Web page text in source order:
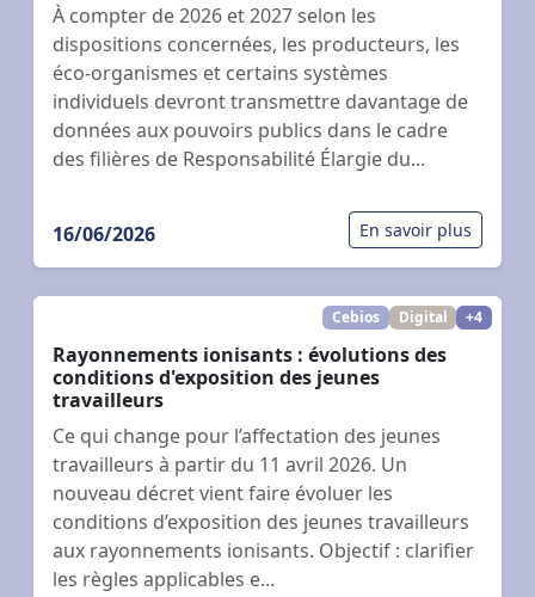
À compter de 2026 et 2027 selon les
dispositions concernées, les producteurs, les
éco-organismes et certains systèmes
individuels devront transmettre davantage de
données aux pouvoirs publics dans le cadre
des filières de Responsabilité Élargie du...
16/06/2026 En savoir plus
Cebios Digital +4
Rayonnements ionisants : évolutions des
conditions d'exposition des jeunes
travailleurs
Ce qui change pour l’affectation des jeunes
travailleurs à partir du 11 avril 2026. Un
nouveau décret vient faire évoluer les
conditions d’exposition des jeunes travailleurs
aux rayonnements ionisants. Objectif : clarifier
les règles applicables e...